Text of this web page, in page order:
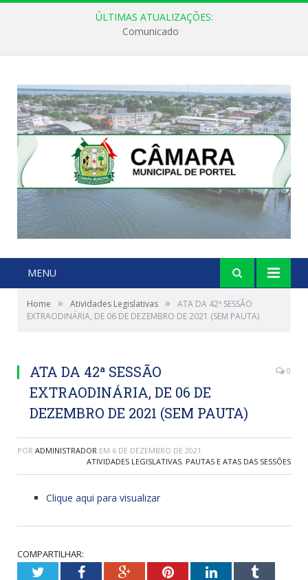
ÚLTIMAS ATUALIZAÇÕES:
Comunicado
MENU
Home » Atividades Legislativas »
ATA DA 42ª SESSÃO
EXTRAODINÁRIA, DE 06 DE DEZEMBRO DE 2021 (SEM PAUTA)
ATA DA 42ª SESSÃO
EXTRAODINÁRIA, DE 06 DE
DEZEMBRO DE 2021 (SEM PAUTA)
0
POR ADMINISTRADOR EM 6 DE DEZEMBRO DE 2021
ATIVIDADES LEGISLATIVAS, PAUTAS E ATAS DAS SESSÕES
Clique aqui para visualizar
COMPARTILHAR:
TwitterFacebookGoogle+PinterestLinkedInTumblr